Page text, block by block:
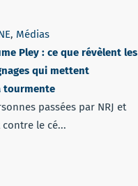
, Médias
Pley : ce que révèlent les
qui mettent
tourmente
passées par NRJ et
le cé...